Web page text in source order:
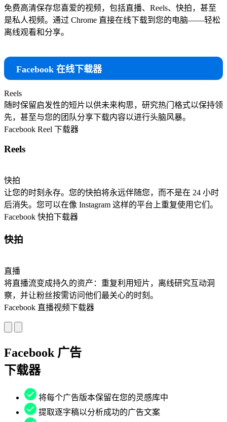
免费高清保存您喜爱的视频，包括直播、Reels、快拍，甚至
是私人视频。通过 Chrome 直接在线下载到您的电脑——轻松
离线观看和分享。
Facebook 在线下载器
Reels
随时保留启发性的短片以供未来构思，研究热门格式以保持领
先，甚至与您的团队分享下载内容以进行头脑风暴。
Facebook Reel 下载器
Reels
快拍
让您的时刻永存。您的快拍将永远伴随您，而不是在 24 小时
后消失。您可以在像 Instagram 这样的平台上重复使用它们。
Facebook 快拍下载器
快拍
直播
将直播流变成持久的资产：重复利用短片，离线研究互动洞
察，并让粉丝按需访问他们最关心的时刻。
Facebook 直播视频下载器
Facebook 广告
下载器
将每个广告版本保留在您的灵感库中
提取逐字稿以分析成功的广告文案